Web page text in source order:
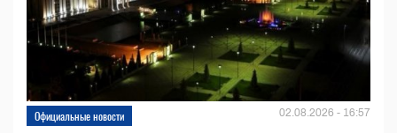
Официальные новости 02.08.2026 - 16:57